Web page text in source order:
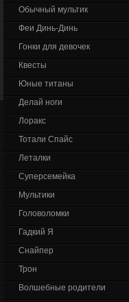
Обычный мультик
Феи Динь-Динь
Гонки для девочек
Квесты
Юные титаны
Делай ноги
Лоракс
Тотали Спайс
Леталки
Суперсемейка
Мультики
Головоломки
Гадкий Я
Снайпер
Трон
Волшебные родители